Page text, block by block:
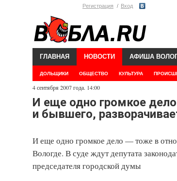
Регистрация Вход
ГЛАВНАЯ НОВОСТИ
ДОЛЬЩИКИ ОБЩЕСТВО КУЛЬТУРА
АФИША
4 сентября 2007 года. 14:00
И еще одно громкое
и бывшего,
И еще одно громкое дело — тоже в
Вологде. В суде ждут депутата
председателя городской думы